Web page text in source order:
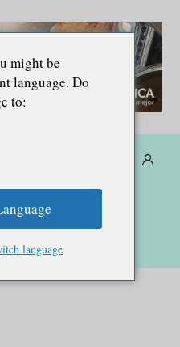
might be
language. Do
to:
language